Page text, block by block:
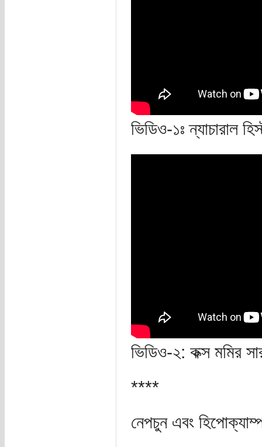
ভিডিও-১ঃ ন্যাচারাল
ভিডিও-২: কক্স মমির
****
নেপচুন এবং